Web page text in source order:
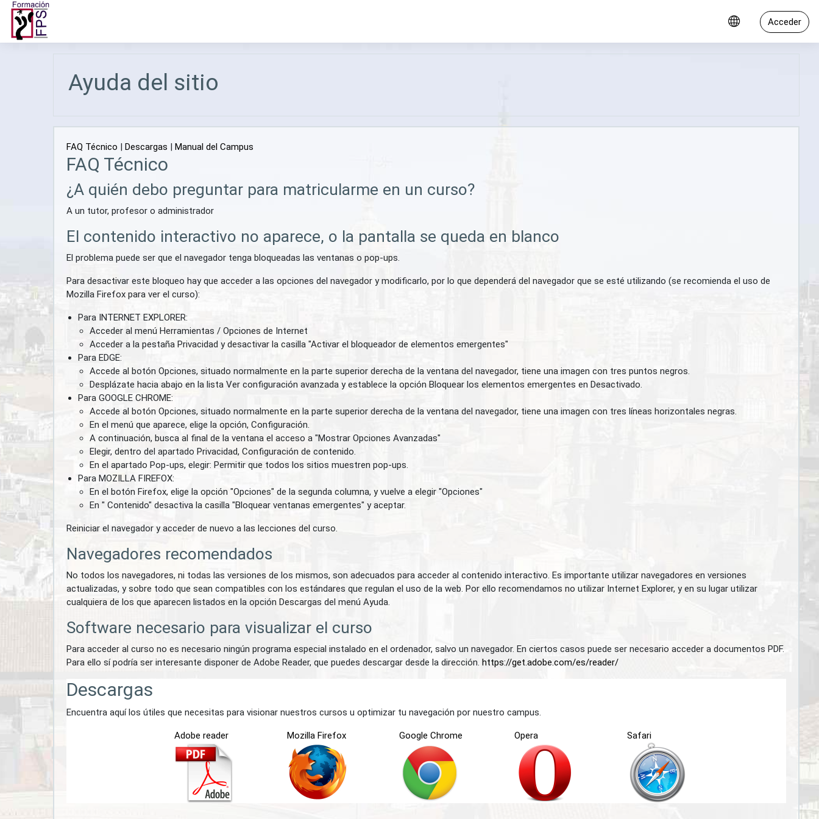
Acceder
Salta al contenido principal
Ayuda del sitio
FAQ Técnico | Descargas | Manual del Campus
FAQ Técnico
¿A quién debo preguntar para matricularme en un curso?
A un tutor, profesor o administrador
El contenido interactivo no aparece, o la pantalla se queda en blanco
El problema puede ser que el navegador tenga bloqueadas las ventanas o pop-ups.
Para desactivar este bloqueo hay que acceder a las opciones del navegador y modificarlo, por lo que dependerá del navegador que se esté utilizando (se recomienda el uso de
Mozilla Firefox para ver el curso):
Para INTERNET EXPLORER:
Acceder al menú Herramientas / Opciones de Internet
Acceder a la pestaña Privacidad y desactivar la casilla "Activar el bloqueador de elementos emergentes"
Para EDGE:
Accede al botón Opciones, situado normalmente en la parte superior derecha de la ventana del navegador, tiene una imagen con tres puntos negros.
Desplázate hacia abajo en la lista Ver configuración avanzada y establece la opción Bloquear los elementos emergentes en Desactivado.
Para GOOGLE CHROME:
Accede al botón Opciones, situado normalmente en la parte superior derecha de la ventana del navegador, tiene una imagen con tres líneas horizontales negras.
En el menú que aparece, elige la opción, Configuración.
A continuación, busca al final de la ventana el acceso a "Mostrar Opciones Avanzadas"
Elegir, dentro del apartado Privacidad, Configuración de contenido.
En el apartado Pop-ups, elegir: Permitir que todos los sitios muestren pop-ups.
Para MOZILLA FIREFOX:
En el botón Firefox, elige la opción "Opciones" de la segunda columna, y vuelve a elegir "Opciones"
En " Contenido" desactiva la casilla "Bloquear ventanas emergentes" y aceptar.
Reiniciar el navegador y acceder de nuevo a las lecciones del curso.
Navegadores recomendados
No todos los navegadores, ni todas las versiones de los mismos, son adecuados para acceder al contenido interactivo. Es importante utilizar navegadores en versiones
actualizadas, y sobre todo que sean compatibles con los estándares que regulan el uso de la web. Por ello recomendamos no utilizar Internet Explorer, y en su lugar utilizar
cualquiera de los que aparecen listados en la opción Descargas del menú Ayuda.
Software necesario para visualizar el curso
Para acceder al curso no es necesario ningún programa especial instalado en el ordenador, salvo un navegador. En ciertos casos puede ser necesario acceder a documentos PDF.
Para ello sí podría ser interesante disponer de Adobe Reader, que puedes descargar desde la dirección. https://get.adobe.com/es/reader/
Descargas
Encuentra aquí los útiles que necesitas para visionar nuestros cursos u optimizar tu navegación por nuestro campus.
Adobe reader Mozilla Firefox Google Chrome Opera Safari